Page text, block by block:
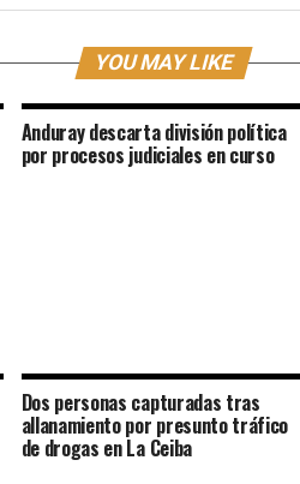
YOU MAY LIKE
Anduray descarta división política
por procesos judiciales en curso
Dos personas capturadas tras
allanamiento por presunto tráfico
de drogas en La Ceiba